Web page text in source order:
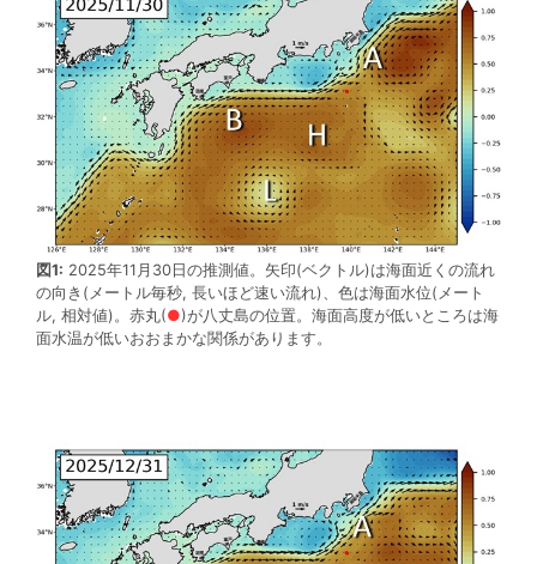
図1: 2025年11月30日の推測値。矢印(ベクトル)は海面近くの流れ
の向き(メートル毎秒, 長いほど速い流れ)、色は海面水位(メート
ル, 相対値)。赤丸(●)が八丈島の位置。海面高度が低いところは海
面水温が低いおおまかな関係があります。